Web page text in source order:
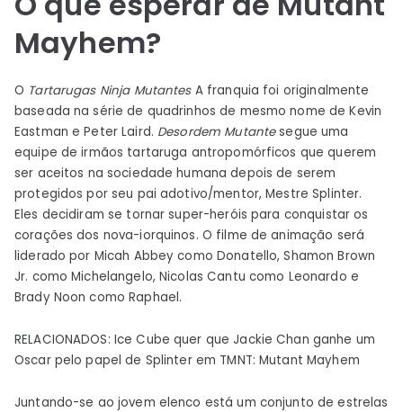
Mayhem?
O Tartarugas Ninja MutantesA franquia foi originalmente
baseada na série de quadrinhos de mesmo nome de Kevin
Eastman e Peter Laird. Desordem Mutantesegue uma
equipe de irmãos tartaruga antropomórficos que querem
ser aceitos na sociedade humana depois de serem
protegidos por seu pai adotivo/mentor, Mestre Splinter.
Eles decidiram se tornar super-heróis para conquistar os
corações dos nova-iorquinos. O filme de animação será
liderado por Micah Abbey como Donatello, Shamon Brown
Jr. como Michelangelo, Nicolas Cantu como Leonardo e
Brady Noon como Raphael.
RELACIONADOS: Ice Cube quer que Jackie Chan ganhe um
Oscar pelo papel de Splinter em TMNT: Mutant Mayhem
Juntando-se ao jovem elenco está um conjunto de estrelas